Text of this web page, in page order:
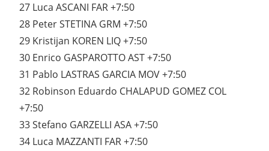
27 Luca ASCANI FAR +7:50
28 Peter STETINA GRM +7:50
29 Kristijan KOREN LIQ +7:50
30 Enrico GASPAROTTO AST +7:50
31 Pablo LASTRAS GARCIA MOV +7:50
32 Robinson Eduardo CHALAPUD GOMEZ COL
+7:50
33 Stefano GARZELLI ASA +7:50
34 Luca MAZZANTI FAR +7:50